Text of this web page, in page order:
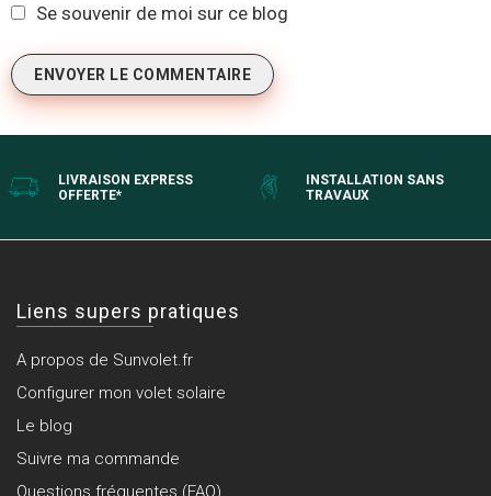
Se souvenir de moi sur ce blog
LIVRAISON EXPRESS
OFFERTE*
INSTALLATION SANS
TRAVAUX
Liens supers pratiques
A propos de Sunvolet.fr
Configurer mon volet solaire
Le blog
Suivre ma commande
Questions fréquentes (FAQ)